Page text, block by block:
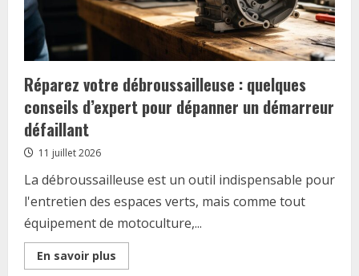
Réparez votre débroussailleuse : quelques
conseils d’expert pour dépanner un démarreur
défaillant
11 juillet 2026
La débroussailleuse est un outil indispensable pour
l'entretien des espaces verts, mais comme tout
équipement de motoculture,...
En savoir plus
more